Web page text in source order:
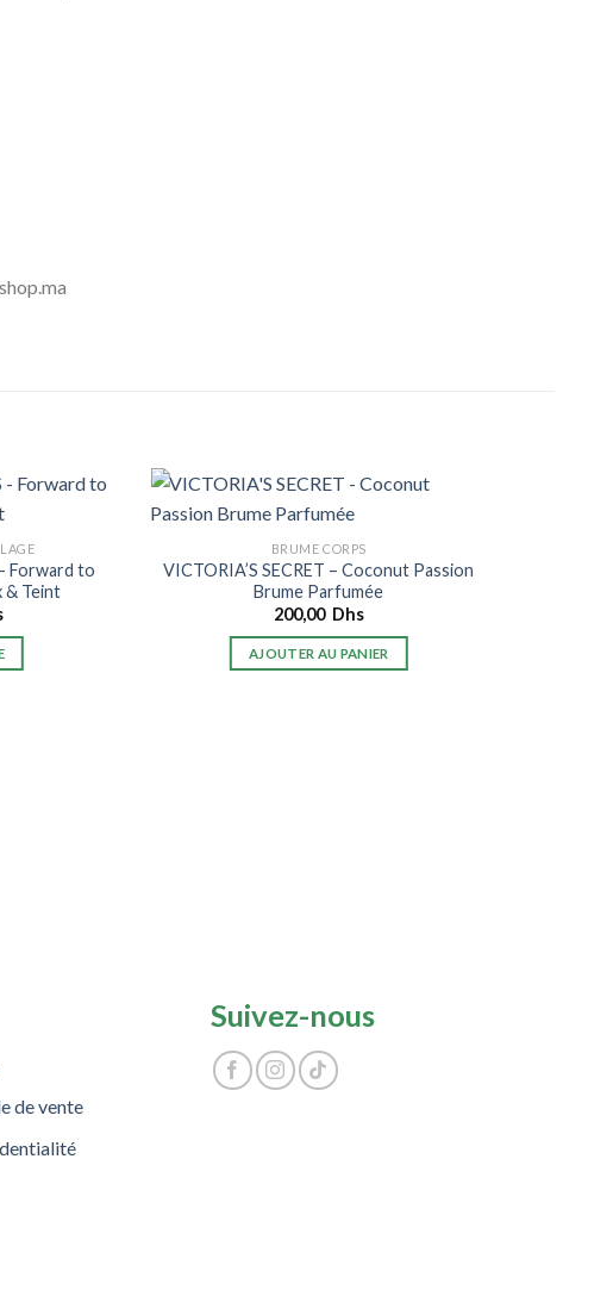
Forward to
& Teint
BRUME CORPS
VICTORIA’S SECRET – Coconut Passion
Brume Parfumée
200,00 Dhs
AJOUTER AU PANIER
de vente
Suivez-nous